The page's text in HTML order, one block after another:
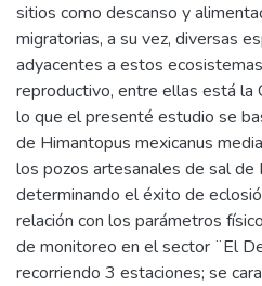
sitios como descanso y
migratorias, a su vez, diversas
adyacentes a estos
reproductivo, entre ellas está la
lo que el presenté estudio se
de Himantopus mexicanus
los pozos artesanales de sal de
determinando el éxito de
relación con los parámetros
de monitoreo en el sector ¨El
recorriendo 3 estaciones; se